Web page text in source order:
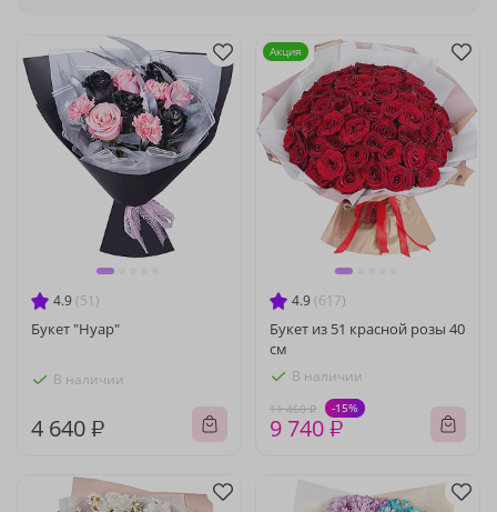
4.9 (51)
Букет "Нуар"
В наличии
4 640 ₽
4.9 (617)
Букет из 51 красной розы 40
см
В наличии
11 460 ₽ -15%
9 740 ₽
Акция